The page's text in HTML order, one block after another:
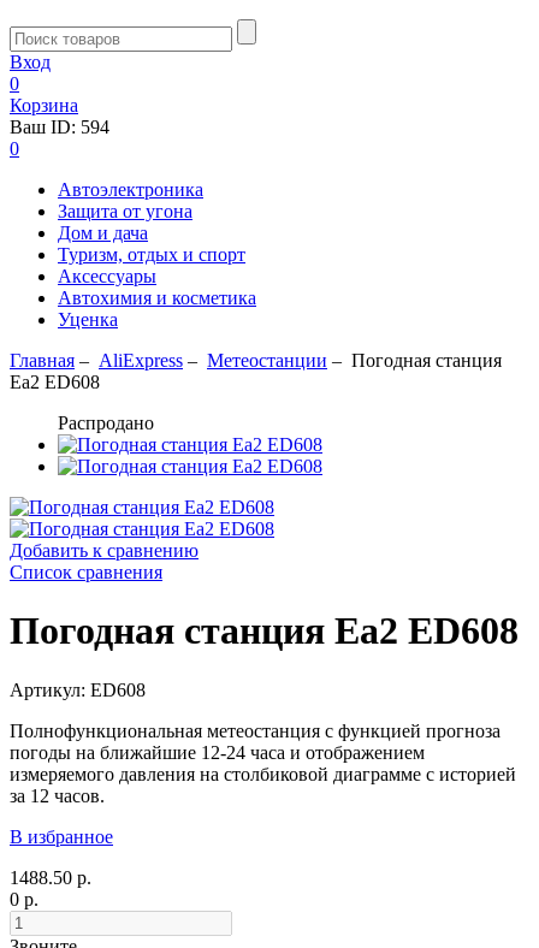
Вход
0
Корзина
Ваш ID: 594
0
Автоэлектроника
Защита от угона
Дом и дача
Туризм, отдых и спорт
Аксессуары
Автохимия и косметика
Уценка
Главная – AliExpress – Метеостанции – Погодная станция
Ea2 ED608
Распродано
Добавить к сравнению
Список сравнения
Погодная станция Ea2 ED608
Артикул: ED608
Полнофункциональная метеостанция с функцией прогноза
погоды на ближайшие 12-24 часа и отображением
измеряемого давления на столбиковой диаграмме с историей
за 12 часов.
В избранное
1488.50 р.
0 р.